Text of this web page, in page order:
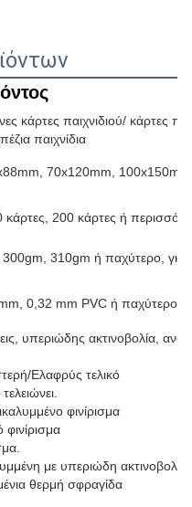
κάρτες παιχνιδιού/ κάρτες
παιχνίδια
70x120mm,
200 κάρτες ή
310gm ή παχύτερο,
0,32 mm PVC ή παχύτερο
υπεριώδης ακτινοβολία,
Ελαφρύς τελικό
φινίρισμα
φινίρισμα
με υπεριώδη
θερμή σφραγίδα